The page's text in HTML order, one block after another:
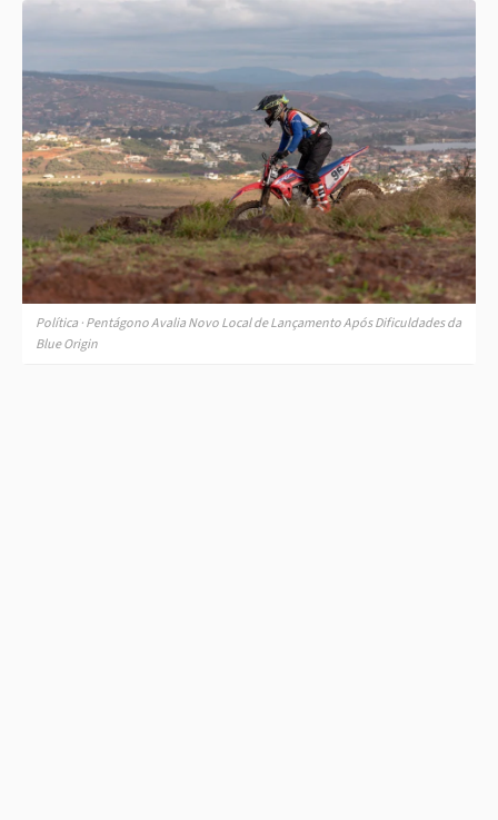
Política · Pentágono Avalia Novo Local de Lançamento Após Dificuldades da
Blue Origin